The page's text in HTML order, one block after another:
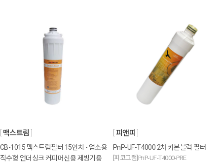
맥스트림
CB-1015 맥스트림필터 15인치 - 업소용
직수형 언더싱크 커피머신용 제빙기용
피앤피
PnP-UF-T4000 2차 카본블럭 필터
[피코그램]PnP-UF-T4000-PRE